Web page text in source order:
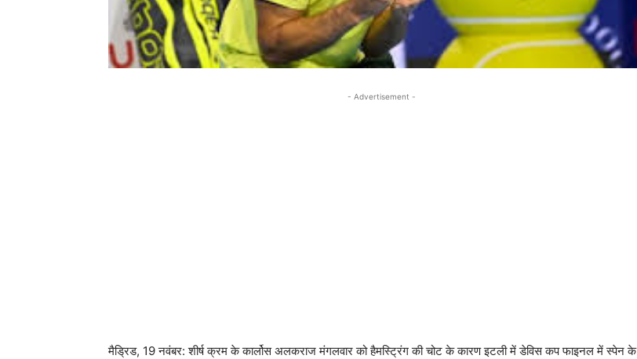
- Advertisement -
मैड्रिड, 19 नवंबर: शीर्ष क्रम के कार्लोस अलकराज मंगलवार को हैमस्ट्रिंग की चोट के कारण इटली में डेविस कप फाइनल में स्पेन के